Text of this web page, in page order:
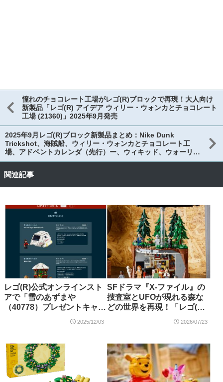
憧れのチョコレート工場がレゴ(R)ブロックで再現！大人向け
新製品「レゴ(R) アイデア ウィリー・ウォンカとチョコレート
工場 (21360)」2025年9月発売
2025年9月レゴ(R)ブロック新製品まとめ：Nike Dunk
Trickshot、海賊船、ウィリー・ウォンカとチョコレート工
場、アドベントカレンダ（先行）ー、ウィキッド、ウォーリー
＆イヴ、アーカム・アサイラムなど
関連記事
レゴ(R)公式オンラインスト
アで「雪のあずまや
（40778）プレゼントキャン
ペーンが12月3日よりスター
2025/12/03
SFドラマ『X-ファイル』の
捜査室とUFOが現れる森な
どの世界を再現！「レゴ(R)
Files（21369）」が2026年8
り】
2026/07/23